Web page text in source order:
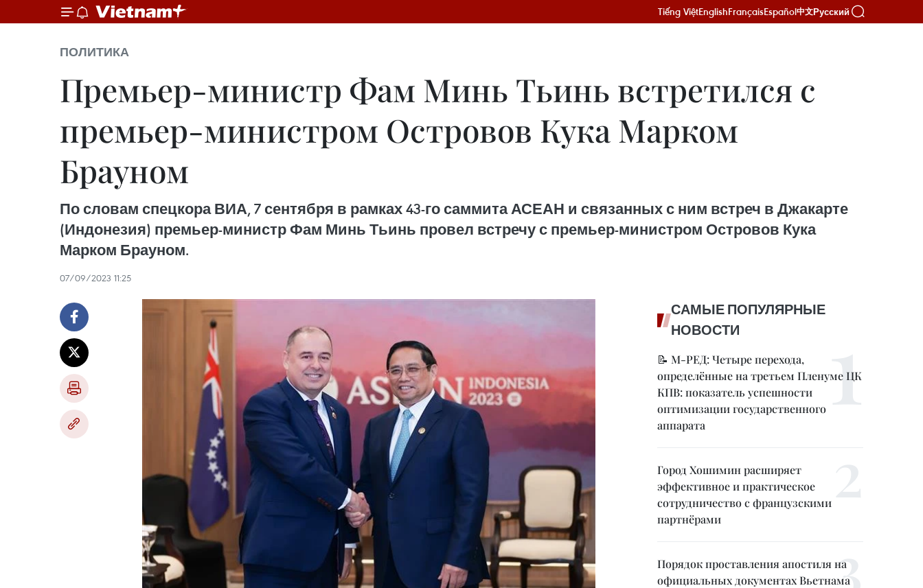
Tiếng ViệtEnglishFrançaisEspañol中文Русский
ПОЛИТИКА
Премьер-министр Фам Минь Тьинь встретился с
премьер-министром Островов Кука Марком
Брауном
По словам спецкора ВИА, 7 сентября в рамках 43-го саммита АСЕАН и связанных с ним встреч в Джакарте
(Индонезия) премьер-министр Фам Минь Тьинь провел встречу с премьер-министром Островов Кука
Марком Брауном.
07/09/2023 11:25
САМЫЕ ПОПУЛЯРНЫЕ
НОВОСТИ
📝 М-РЕД: Четыре перехода,
определённые на третьем Пленуме ЦК
КПВ: показатель успешности
оптимизации государственного
аппарата
Город Хошимин расширяет
эффективное и практическое
сотрудничество с французскими
партнёрами
Порядок проставления апостиля на
официальных документах Вьетнама